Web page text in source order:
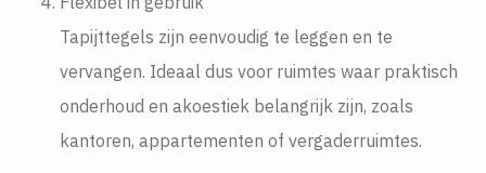
Tapijttegels zijn eenvoudig te leggen en te
vervangen. Ideaal dus voor ruimtes waar praktisch
onderhoud en akoestiek belangrijk zijn, zoals
kantoren, appartementen of vergaderruimtes.